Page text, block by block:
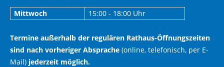
Mittwoch
15:00 - 18:00 Uhr
Termine außerhalb der regulären Rathaus-Öffnungszeiten
sind nach vorheriger Absprache (online, telefonisch, per E-
Mail) jederzeit möglich.